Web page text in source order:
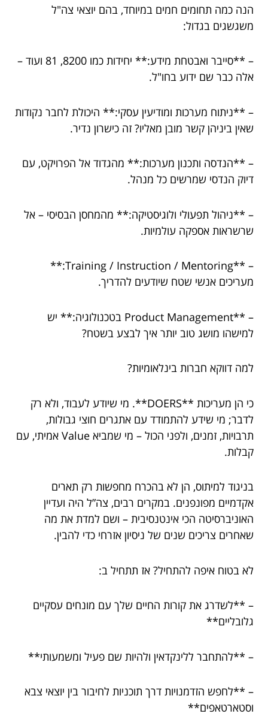
הנה כמה תחומים חמים במיוחד, בהם יוצאי צה"ל
משגשגים בגדול:
– **סייבר ואבטחת מידע:** יחידות כמו 8200, 81 ועוד –
אלה כבר שם ידוע בחו"ל.
– **ניתוח מערכות ומודיעין עסקי:** היכולת לחבר נקודות
שאין ביניהן קשר מובן מאליו? זה כישרון נדיר.
– **הנדסה ותכנון מערכות:** מהגדוד אל הפרויקט, עם
דיוק הנדסי שמרשים כל מנהל.
– **ניהול תפעולי ולוגיסטיקה:** מהמחסן הבסיסי – אל
שרשראות אספקה עולמיות.
– **Training / Instruction / Mentoring:**
מעריכים אנשי שטח שיודעים להדריך.
– **Product Management בטכנולוגיה:** יש
למישהו מושג טוב יותר איך לבצע בשטח?
למה דווקא חברות בינלאומיות?
כי הן מעריכות **DOERS**. מי שיודע לעבוד, ולא רק
לדבר; מי שידע להתמודד עם אתגרים חוצי גבולות,
תרבויות, זמנים, ולפני הכול – מי שמביא Value אמיתי, עם
קבלות.
בניגוד למיתוס, הן לא בהכרח מחפשות רק תארים
אקדמיים מפונפנים. במקרים רבים, צה”ל היה ועדיין
האוניברסיטה הכי אינטנסיבית – ושם למדת את מה
שאחרים צריכים שנים של ניסיון אזרחי כדי להבין.
לא בטוח איפה להתחיל? אז תתחיל ב:
– **לשדרג את קורות החיים שלך עם מונחים עסקיים
גלובליים**
– **להתחבר ללינקדאין ולהיות שם פעיל ומשמעותי**
– **לחפש הזדמנויות דרך תוכניות לחיבור בין יוצאי צבא
וסטארטאפים**